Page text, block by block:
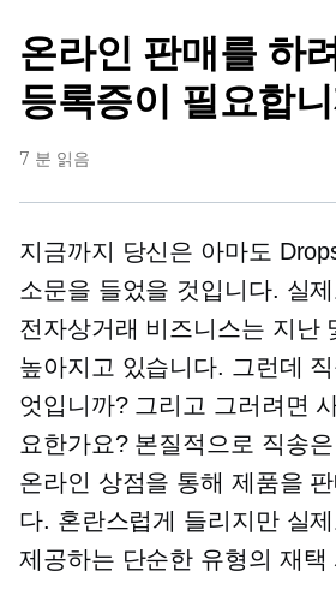
온라인 판매를 하
등록증이 필요합
7 분 읽음
지금까지 당신은 아마도
소문을 들었을 것입니다. 실
전자상거래 비즈니스는 지난
높아지고 있습니다. 그런데
엇입니까? 그리고 그러려면
요한가요? 본질적으로 직송
온라인 상점을 통해 제품을
다. 혼란스럽게 들리지만 실
제공하는 단순한 유형의 재택